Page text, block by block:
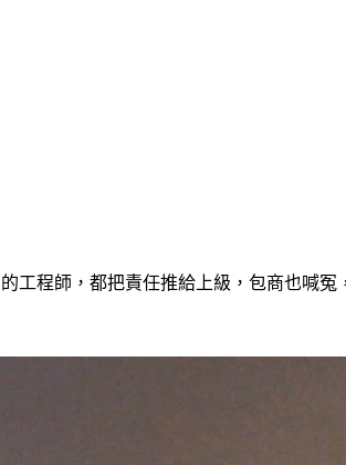
程師，都把責任推給上級，包商也喊